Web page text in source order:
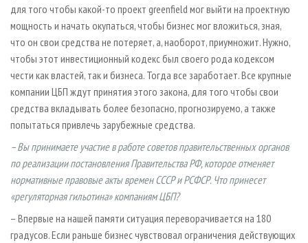
для того чтобы какой-то проект greenfield мог выйти на проектную
мощность и начать окупаться, чтобы бизнес мог вложиться, зная,
что он свои средства не потеряет, а, наоборот, приумножит. Нужно,
чтобы этот инвестиционный кодекс был своего рода кодексом
чести как властей, так и бизнеса. Тогда все заработает. Все крупные
компании ЦБП ждут принятия этого закона, для того чтобы свои
средства вкладывать более безопасно, прогнозируемо, а также
попытаться привлечь зарубежные средства.
– Вы принимаете участие в работе советов правительственных органов
по реализации постановления Правительства РФ, которое отменяет
нормативные правовые акты времен СССР и РСФСР. Что принесет
«регуляторная гильотина» компаниям ЦБП?
– Впервые на нашей памяти ситуация переворачивается на 180
градусов. Если раньше бизнес чувствовал ограничения действующих